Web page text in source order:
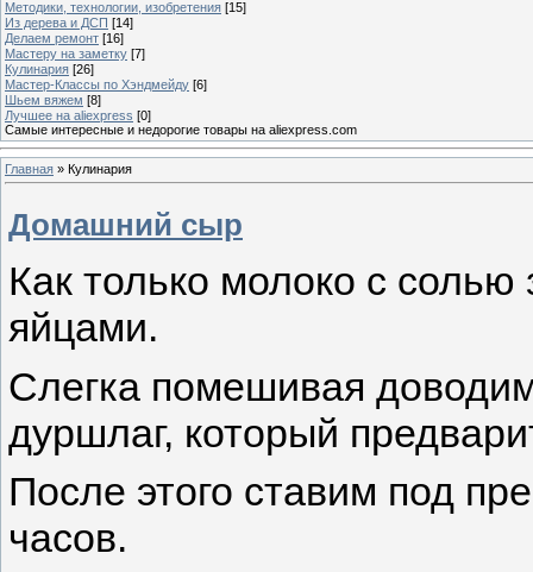
Методики, технологии, изобретения [15]
Из дерева и ДСП [14]
Делаем ремонт [16]
Мастеру на заметку [7]
Кулинария [26]
Мастер-Классы по Хэндмейду [6]
Шьем вяжем [8]
Лучшее на aliexpress [0]
Самые интересные и недорогие товары на aliexpress.com
Главная » Кулинария
Домашний сыр
Как только молоко с солью
яйцами.
Слегка помешивая
дуршлаг, который
После этого ставим под
часов.